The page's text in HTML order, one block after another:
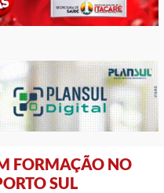
FORMAÇÃO NO
SUL